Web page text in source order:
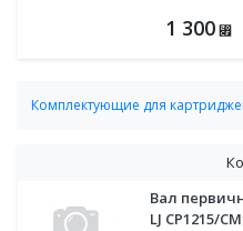
1 300 ⃏
Комплектующие для
Вал
LJ CP1215/